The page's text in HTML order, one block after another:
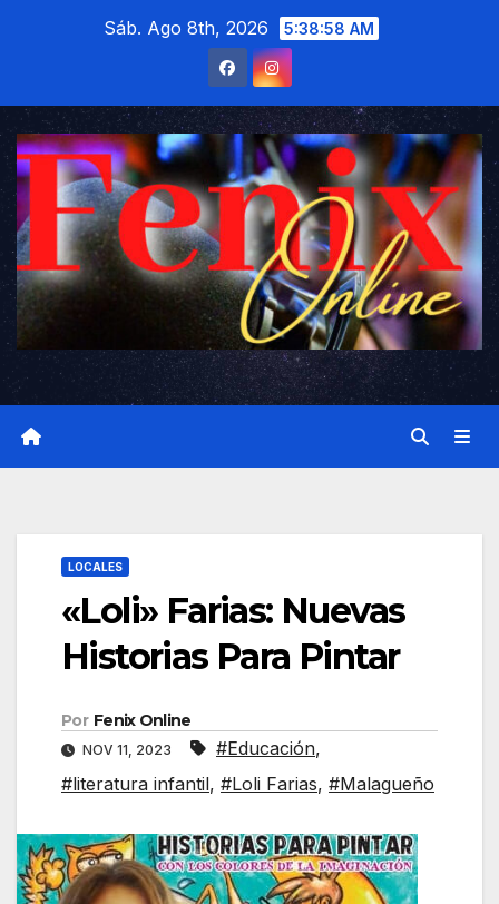
Sáb. Ago 8th, 2026 5:38:59 AM
LOCALES
«Loli» Farias: Nuevas
Historias Para Pintar
Por Fenix Online
NOV 11, 2023 #Educación,
#literatura infantil, #Loli Farias, #Malagueño